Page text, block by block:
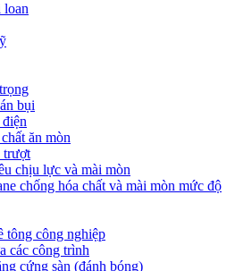
loan
bụi
ăn mòn
trượt
chịu lực và mài mòn
chống hóa chất và mài mòn mức độ
tông công nghiệp
các công trình
cứng sàn (đánh bóng)